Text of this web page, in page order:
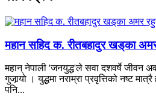
महान सहिद क. रीतबहादुर खड्‌का
महान् नेपाली 'जनयुद्ध'ले सवा दशवर्षे जीवन
गुजार्‍यो । युद्धमा नराम्रा प्रवृत्तिको नष्ट
पनि...